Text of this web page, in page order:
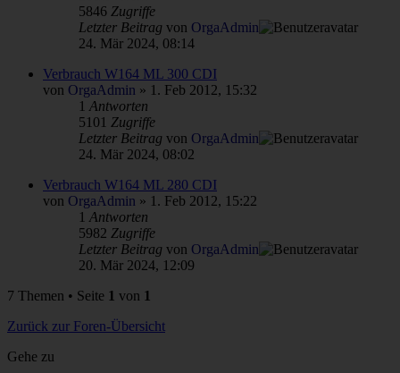
5846 Zugriffe
Letzter Beitrag von OrgaAdmin
24. Mär 2024, 08:14
Verbrauch W164 ML 300 CDI
von OrgaAdmin » 1. Feb 2012, 15:32
1 Antworten
5101 Zugriffe
Letzter Beitrag von OrgaAdmin
24. Mär 2024, 08:02
Verbrauch W164 ML 280 CDI
von OrgaAdmin » 1. Feb 2012, 15:22
1 Antworten
5982 Zugriffe
Letzter Beitrag von OrgaAdmin
20. Mär 2024, 12:09
7 Themen • Seite 1 von 1
Zurück zur Foren-Übersicht
Gehe zu